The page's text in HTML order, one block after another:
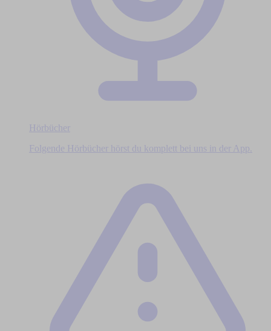
Hörbücher
Folgende Hörbücher hörst du komplett bei uns in der App.